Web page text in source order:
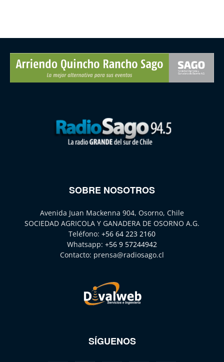
SOBRE NOSOTROS
Avenida Juan Mackenna 904, Osorno, Chile
SOCIEDAD AGRICOLA Y GANADERA DE OSORNO A.G.
Teléfono: +56 64 223 2160
Whatsapp: +56 9 57244942
Contacto: prensa@radiosago.cl
SÍGUENOS